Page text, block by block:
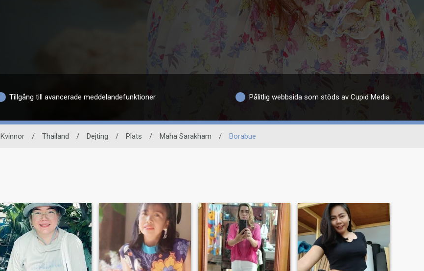
Tillgång till avancerade meddelandefunktioner Pålitlig webbsida som stöds av Cupid Media
Kvinnor / Thailand / Dejting / Plats / Maha Sarakham / Borabue